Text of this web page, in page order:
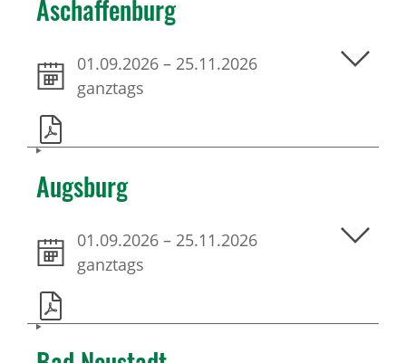
Aschaffenburg
01.09.2026 – 25.11.2026
ganztags
Augsburg
01.09.2026 – 25.11.2026
ganztags